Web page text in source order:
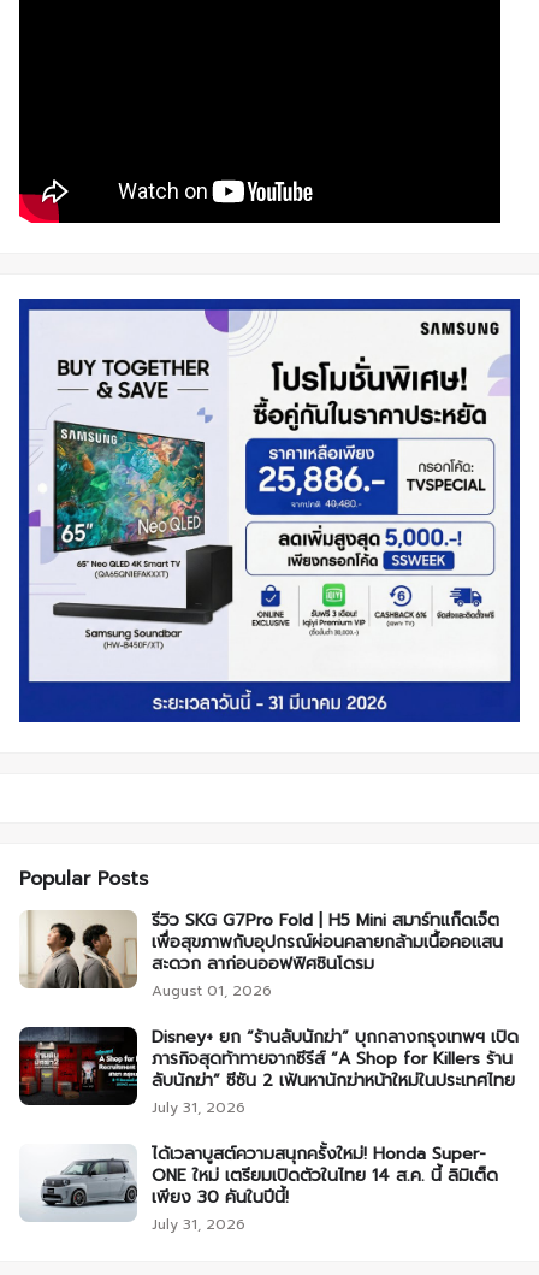
Popular Posts
รีวิว SKG G7Pro Fold | H5 Mini สมาร์ทแก็ดเจ็ต
เพื่อสุขภาพกับอุปกรณ์ผ่อนคลายกล้ามเนื้อคอแสน
สะดวก ลาก่อนออฟฟิศซินโดรม
August 01, 2026
Disney+ ยก “ร้านลับนักฆ่า” บุกกลางกรุงเทพฯ เปิด
ภารกิจสุดท้าทายจากซีรีส์ “A Shop for Killers ร้าน
ลับนักฆ่า” ซีซัน 2 เฟ้นหานักฆ่าหน้าใหม่ในประเทศไทย
July 31, 2026
ได้เวลาบูสต์ความสนุกครั้งใหม่! Honda Super-
ONE ใหม่ เตรียมเปิดตัวในไทย 14 ส.ค. นี้ ลิมิเต็ด
เพียง 30 คันในปีนี้!
July 31, 2026